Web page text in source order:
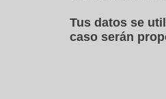
Tus datos se
caso serán